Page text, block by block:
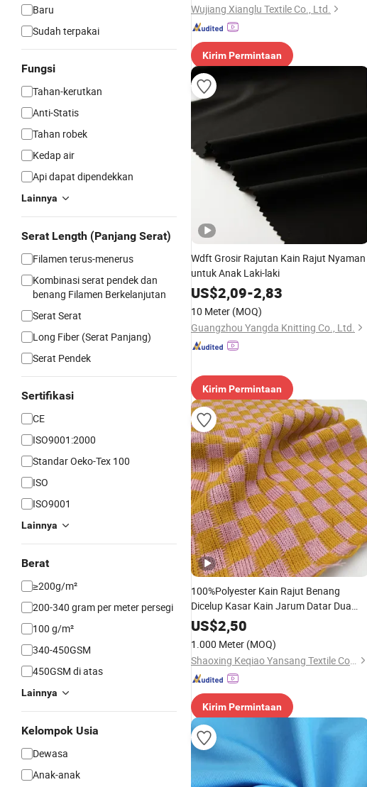
Baru
Sudah terpakai
Fungsi
Tahan-kerutkan
Anti-Statis
Tahan robek
Kedap air
Api dapat dipendekkan
Lainnya
Serat Length (Panjang Serat)
Filamen terus-menerus
Kombinasi serat pendek dan
benang Filamen Berkelanjutan
Serat Serat
Long Fiber (Serat Panjang)
Serat Pendek
Sertifikasi
CE
ISO9001:2000
Standar Oeko-Tex 100
ISO
ISO9001
Lainnya
Berat
≥200g/m²
200-340 gram per meter persegi
100 g/m²
340-450GSM
450GSM di atas
Lainnya
Kelompok Usia
Dewasa
Anak-anak
Wujiang Xianglu Textile Co., Ltd.
Kirim Permintaan
Wdft Grosir Rajutan Kain Rajut Nyaman
untuk Anak Laki-laki
US$2,09-2,83
10 Meter (MOQ)
Guangzhou Yangda Knitting Co., Ltd.
Kirim Permintaan
100%Polyester Kain Rajut Benang
Dicelup Kasar Kain Jarum Datar Dua
Lapisan untuk Wanita Rok Gaun
Pakaian Kain
US$2,50
1.000 Meter (MOQ)
Shaoxing Keqiao Yansang Textile Co., Ltd.
Kirim Permintaan